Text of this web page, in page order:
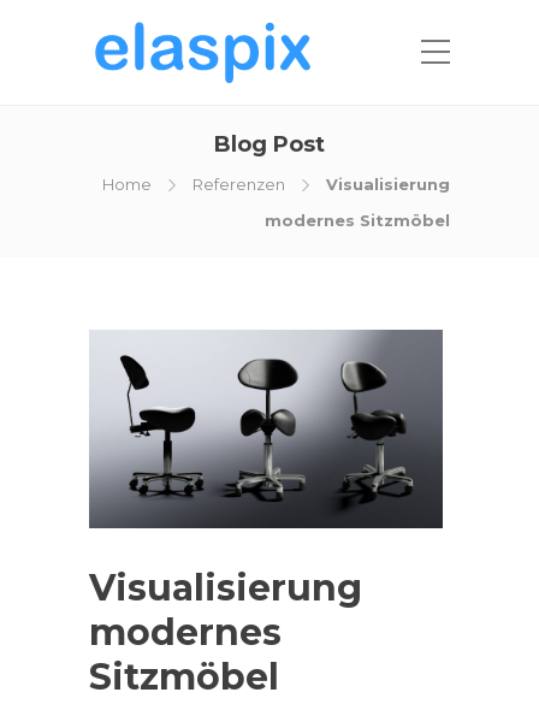
Blog Post
Home Referenzen
Visualisierung
modernes Sitzmöbel
Visualisierung
modernes
Sitzmöbel